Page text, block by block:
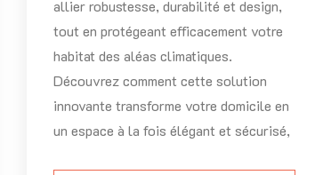
allier robustesse, durabilité et design,
tout en protégeant efficacement votre
habitat des aléas climatiques.
Découvrez comment cette solution
innovante transforme votre domicile en
un espace à la fois élégant et sécurisé,